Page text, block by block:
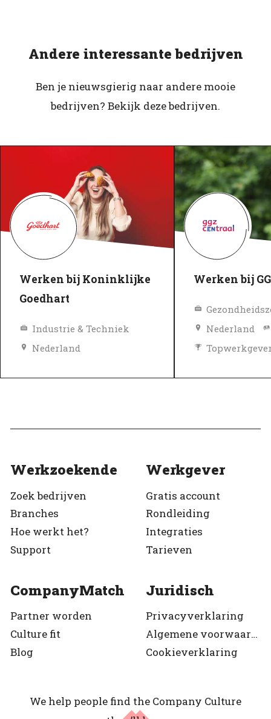
Andere interessante bedrijven
Ben je nieuwsgierig naar andere mooie
bedrijven? Bekijk deze bedrijven.
Werken bij Koninklijke
Goedhart
Industrie & Techniek
Nederland
Werken bij
Nederland
Werkzoekende
Zoek bedrijven
Branches
Hoe werkt het?
Support
Werkgever
Gratis account
Rondleiding
Integraties
Tarieven
CompanyMatch
Partner worden
Culture fit
Blog
Juridisch
Privacyverklaring
Algemene voorwaarden
Cookieverklaring
We help people find the Company Culture